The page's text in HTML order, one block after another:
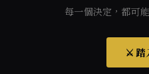
每一個決定，都可
⚔️ 踏